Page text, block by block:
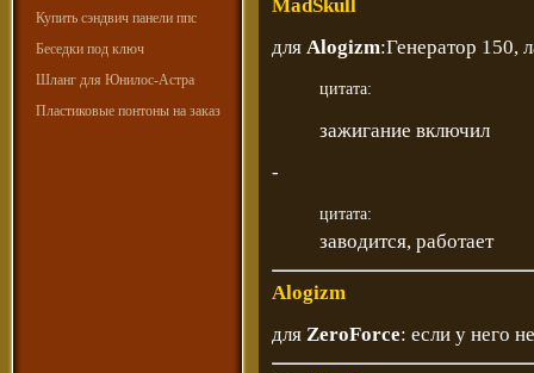
Купить сэндвич панели ппс
Беседки под ключ
Шланг для Юнилос-Астра
Пластиковые понтоны на заказ
MadSkull
для Alogizm:Генератор 150,
цитата:
зажигание включил
-
цитата:
заводится, работает
Alogizm
для ZeroForce: если у него